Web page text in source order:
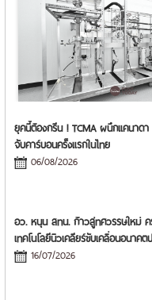
ยุคนี้ต้องกรีน ! TCMA ผนึกแคนาดา
จับคาร์บอนครั้งแรกในไทย
06/08/2026
อว. หนุน สทน. ก้าวสู่ทศวรรษใหม่
เทคโนโลยีนิวเคลียร์ขับเคลื่อนอนาคต
16/07/2026